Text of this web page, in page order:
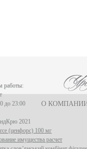
О
работы:
до 23:00
2021
(ценфорс) 100 мг
имущества расчет